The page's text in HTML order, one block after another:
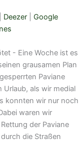
Podcasts
Deezer
Google
- Eine Woche ist es
grausamen Plan
Paviane
als wir medial
konnten wir nur noch
waren wir
der Paviane
die Straßen